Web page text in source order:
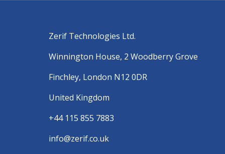
Zerif Technologies Ltd.
Winnington House, 2 Woodberry Grove
Finchley, London N12 0DR
United Kingdom
+44 115 855 7883
info@zerif.co.uk